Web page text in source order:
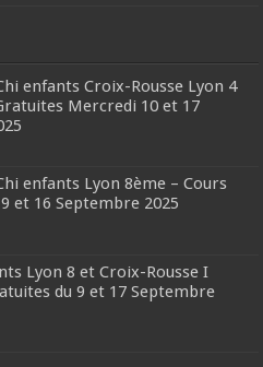
enfants Croix-Rousse Lyon 4
Mercredi 10 et 17
enfants Lyon 8ème – Cours
et 16 Septembre 2025
Lyon 8 et Croix-Rousse I
du 9 et 17 Septembre